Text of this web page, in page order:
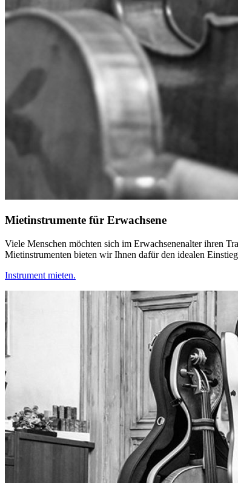
Mietinstrumente für Erwachsene
Viele Menschen möchten sich im Erwachsenenalter ihren
Mietinstrumenten bieten wir Ihnen dafür den idealen
Instrument mieten.